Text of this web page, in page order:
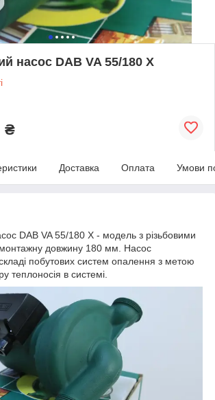
насос DAB VA 55/180 X
₴
Доставка Оплата Умови
DAB VA 55/180 X - модель з різьбовими
довжину 180 мм. Насос
побутових систем опалення з метою
теплоносія в системі.